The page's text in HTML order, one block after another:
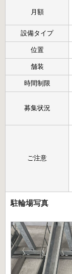
月額
設備タイプ
位置
舗装
時間制限
募集状況
ご注意
駐輪場写真